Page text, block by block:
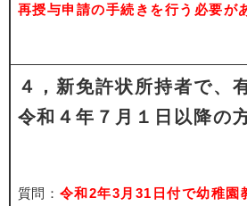
再授与申請の手続きを行う必要が
４，新免許状所持者で、
令和４年７月１日以降の
質問： 令和2年3月31日付で幼稚園